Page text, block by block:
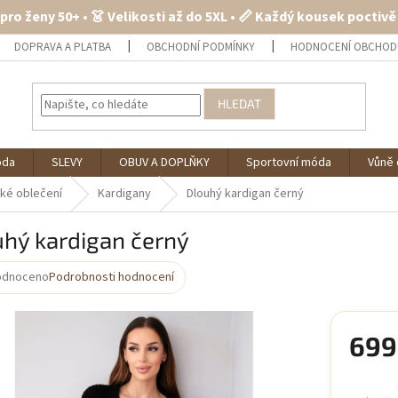
ženy 50+ • 👗 Velikosti až do 5XL • 📏 Každý kousek
DOPRAVA A PLATBA OBCHODNÍ PODMÍNKY HODNOCENÍ
HLEDAT
SLEVY OBUV A DOPLŇKY Sportovní móda
oblečení Kardigany Dlouhý kardigan černý
kardigan černý
Podrobnosti hodnocení